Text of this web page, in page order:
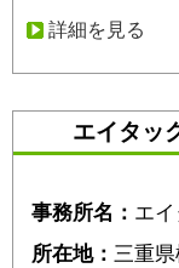
詳細を見る
エイタッ
事務所名： エ
所在地： 三重